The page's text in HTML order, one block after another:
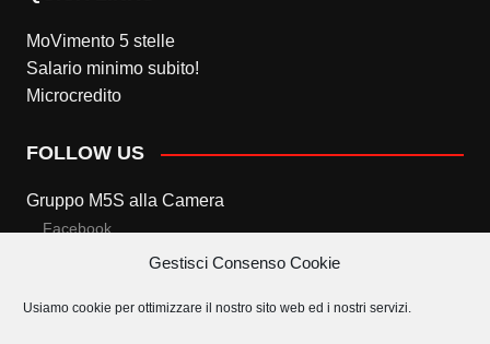
Gestisci Consenso Cookie
Usiamo cookie per ottimizzare il nostro sito web ed i nostri servizi.
MoVimento 5 stelle
Salario minimo subito!
Microcredito
FOLLOW US
Gruppo M5S alla Camera
Facebook